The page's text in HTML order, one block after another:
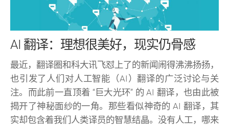
AI 翻译：理想很美好，现实仍骨感
最近，翻译圈和科大讯飞怼上了的新闻闹得沸沸扬扬，
也引发了人们对人工智能（AI）翻译的广泛讨论与关
注。而此前一直顶着 “巨大光环” 的 AI 翻译，也由此被
揭开了神秘面纱的一角。那些看似神奇的 AI 翻译，其
实却包含着我们人类译员的智慧结晶。没有人工，哪来